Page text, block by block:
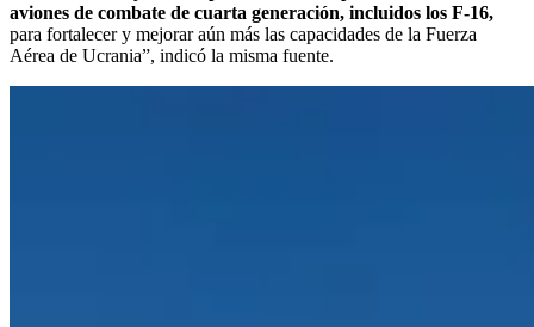
aviones de combate de cuarta generación, incluidos los F-16,
para fortalecer y mejorar aún más las capacidades de la Fuerza
Aérea de Ucrania”, indicó la misma fuente.